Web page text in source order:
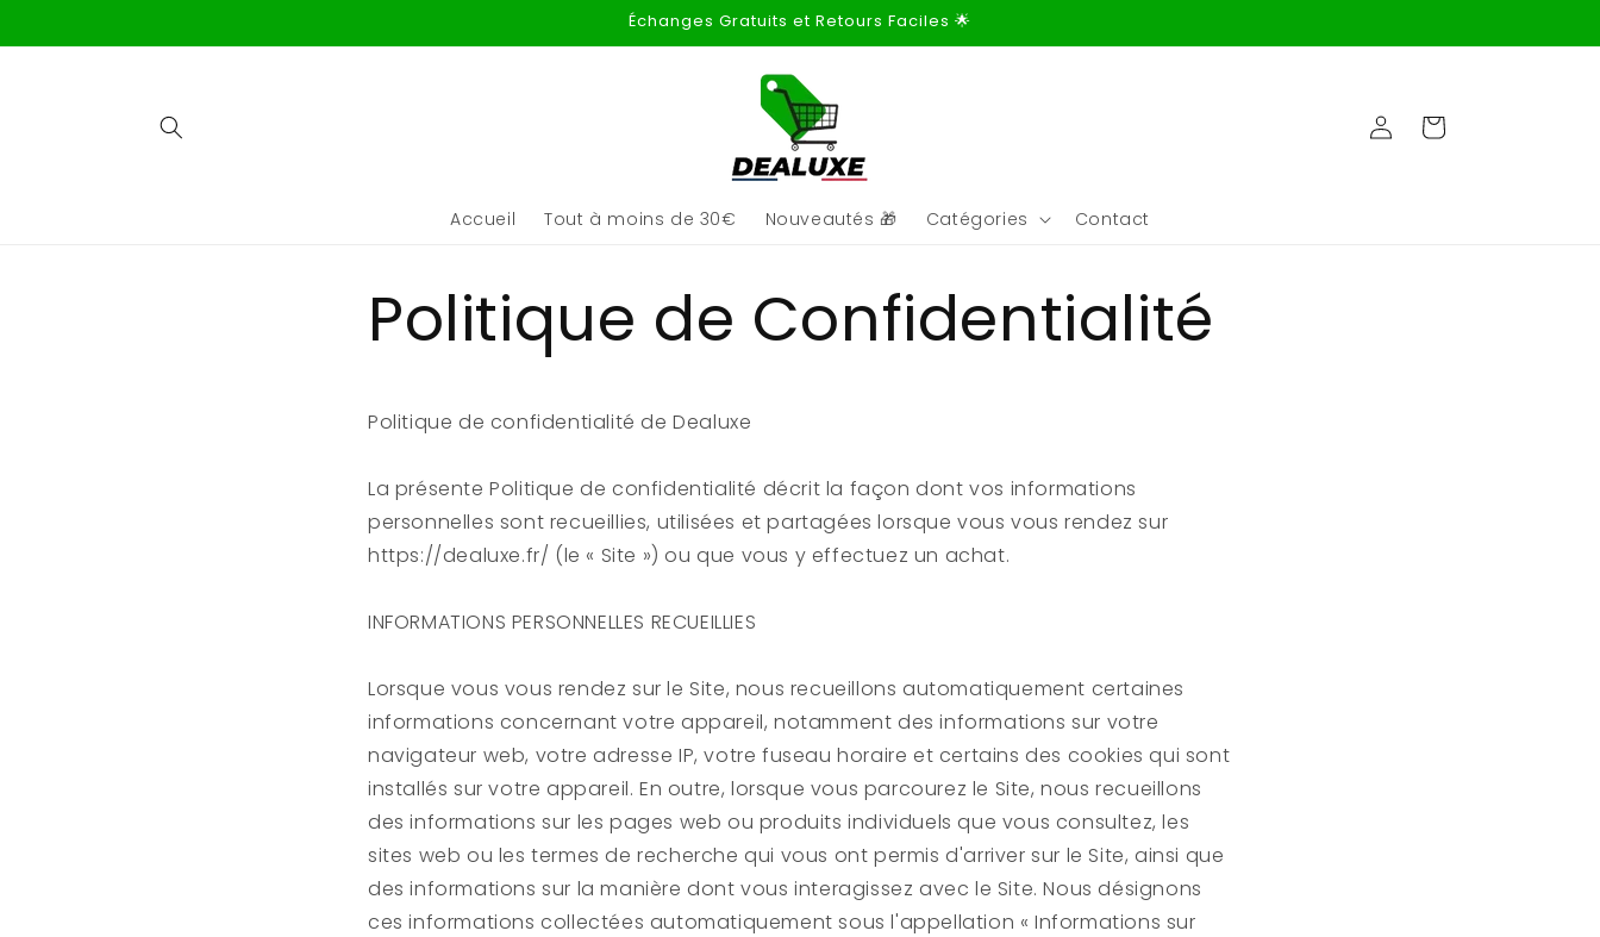
contenu
Échanges Gratuits et Retours Faciles 🌟
Accueil Tout à moins de 30€ Nouveautés 🎁 Catégories Contact
ConnexionPanier
Politique de Confidentialité
Politique de confidentialité de Dealuxe
La présente Politique de confidentialité décrit la façon dont vos informations
personnelles sont recueillies, utilisées et partagées lorsque vous vous rendez sur
https://dealuxe.fr/ (le « Site ») ou que vous y effectuez un achat.
INFORMATIONS PERSONNELLES RECUEILLIES
Lorsque vous vous rendez sur le Site, nous recueillons automatiquement certaines
informations concernant votre appareil, notamment des informations sur votre
navigateur web, votre adresse IP, votre fuseau horaire et certains des cookies qui sont
installés sur votre appareil. En outre, lorsque vous parcourez le Site, nous recueillons
des informations sur les pages web ou produits individuels que vous consultez, les
sites web ou les termes de recherche qui vous ont permis d'arriver sur le Site, ainsi que
des informations sur la manière dont vous interagissez avec le Site. Nous désignons
ces informations collectées automatiquement sous l'appellation « Informations sur